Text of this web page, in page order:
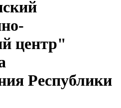
центр"
Республики